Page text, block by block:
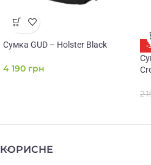
Сумка GUD – Holster Black
4 190 грн
-
2
КОРИСНЕ